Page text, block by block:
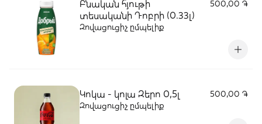
Բնական հյութի
տեսականի Դոբրի (0.33լ)
500,00 ֏
Զովացուցիչ ըմպելիք
Կոկա - կոլա Զերո 0,5լ
500,00 ֏
Զովացուցիչ ըմպելիք